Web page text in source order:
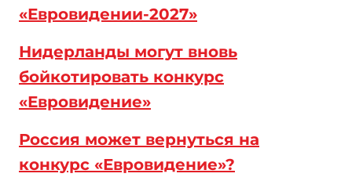
«Евровидении-2027»
Нидерланды могут вновь
бойкотировать конкурс
«Евровидение»
Россия может вернуться на
конкурс «Евровидение»?